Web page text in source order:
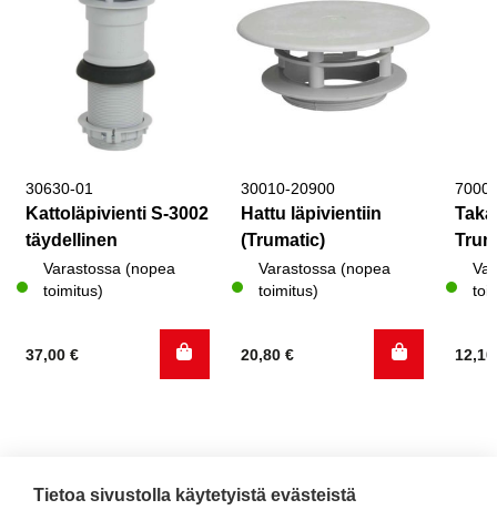
30630-01
Kattoläpivienti S-3002
täydellinen
Varastossa (nopea
toimitus)
37,00 €
30010-20900
Hattu läpivientiin
(Trumatic)
Varastossa (nopea
toimitus)
20,80 €
Tietoa sivustolla käytetyistä evästeistä